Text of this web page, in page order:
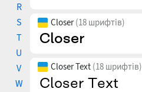
R
S
T
U
V
W
Closer(18 шрифтів)
Closer Text (18 шрифтів)